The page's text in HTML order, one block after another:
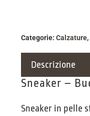
Categorie: Calzature,
Descrizione
Sneaker –
Sneaker in pelle